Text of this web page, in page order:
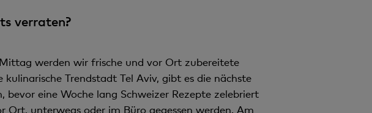
verraten?
werden wir frische und vor Ort zubereitete
Trendstadt Tel Aviv, gibt es die nächste
eine Woche lang Schweizer Rezepte zelebriert
Ort, unterwegs oder im Büro gegessen werden. Am